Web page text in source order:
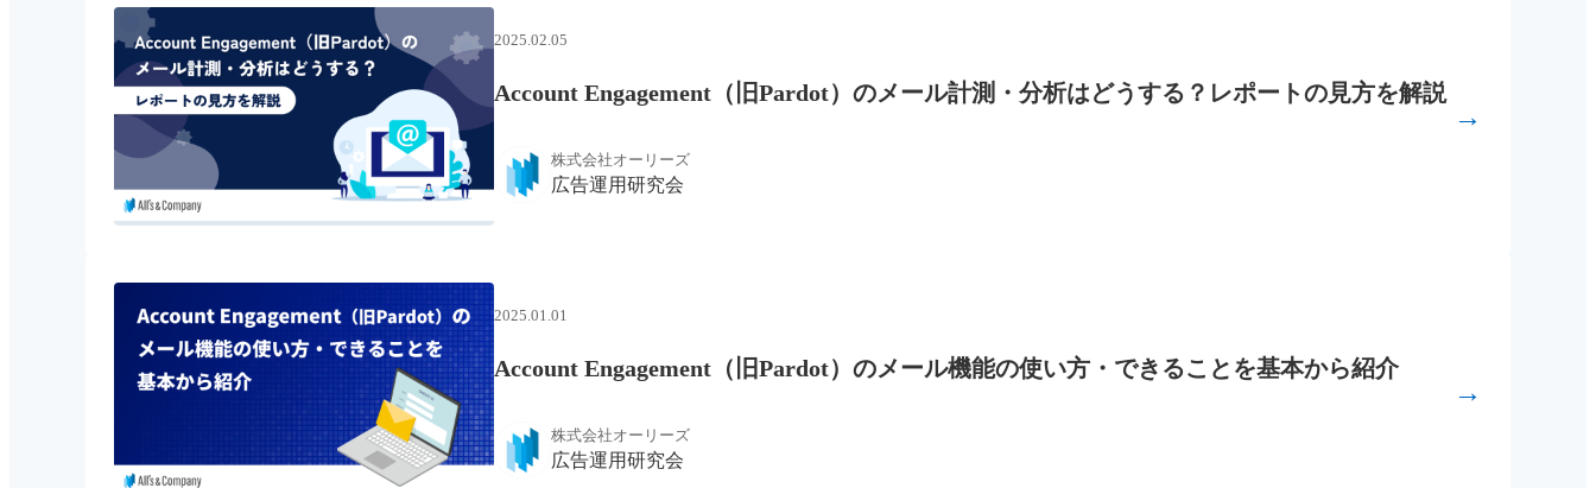
2025.02.05
Account Engagement（旧Pardot）のメール計測・分析はどうする？レポートの見方を解説
株式会社オーリーズ
広告運用研究会
→
2025.01.01
Account Engagement（旧Pardot）のメール機能の使い方・できることを基本から紹介
株式会社オーリーズ
広告運用研究会
→